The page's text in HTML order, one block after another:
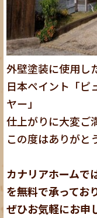
外壁塗装に使用し
日本ペイント「ピ
ヤー」
仕上がりに大変ご
この度はありがと
カナリアホームで
を無料で承ってお
ぜひお気軽にお申